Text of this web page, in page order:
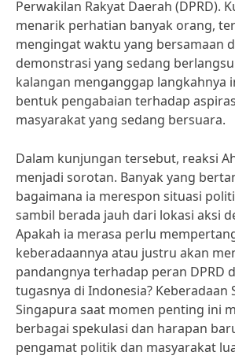
Perwakilan Rakyat Daerah (DPRD).
menarik perhatian banyak orang,
mengingat waktu yang bersamaan
demonstrasi yang sedang
kalangan menganggap langkahnya
bentuk pengabaian terhadap
masyarakat yang sedang bersuara.
Dalam kunjungan tersebut, reaksi
menjadi sorotan. Banyak yang
bagaimana ia merespon situasi
sambil berada jauh dari lokasi aksi
Apakah ia merasa perlu
keberadaannya atau justru akan
pandangnya terhadap peran DPRD
tugasnya di Indonesia? Keberadaan
Singapura saat momen penting ini
berbagai spekulasi dan harapan
pengamat politik dan masyarakat